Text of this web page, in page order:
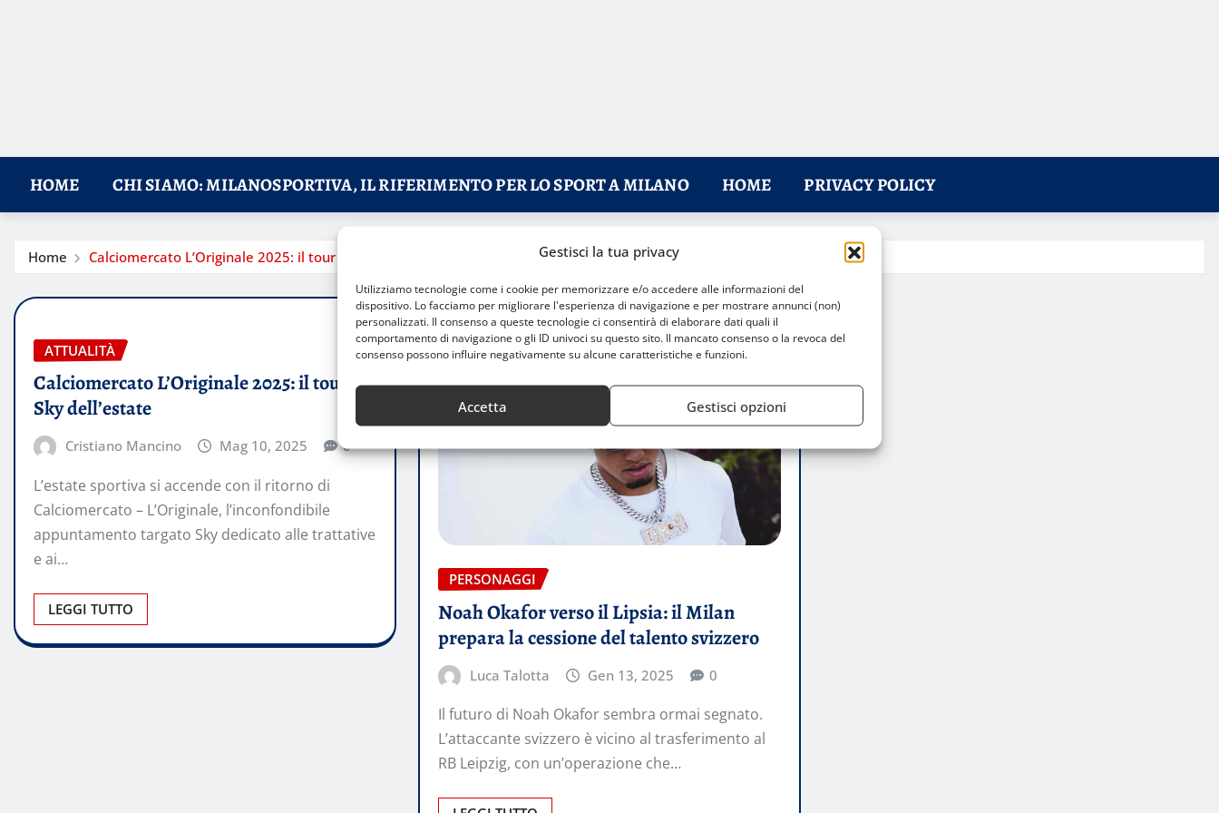
Gestisci la tua privacy
Utilizziamo tecnologie come i cookie per memorizzare e/o accedere alle informazioni del
dispositivo. Lo facciamo per migliorare l'esperienza di navigazione e per mostrare annunci (non)
personalizzati. Il consenso a queste tecnologie ci consentirà di elaborare dati quali il
comportamento di navigazione o gli ID univoci su questo sito. Il mancato consenso o la revoca del
consenso possono influire negativamente su alcune caratteristiche e funzioni.
Accetta Gestisci opzioni
HOME CHI SIAMO: MILANOSPORTIVA, IL RIFERIMENTO PER LO SPORT A MILANO HOME PRIVACY POLICY
Home Calciomercato L’Originale 2025: il tour Sky dell’estate
ATTUALITÀ
Calciomercato L’Originale 2025: il tour
Sky dell’estate
Cristiano Mancino Mag 10, 2025 0
L’estate sportiva si accende con il ritorno di
Calciomercato – L’Originale, l’inconfondibile
appuntamento targato Sky dedicato alle trattative
e ai…
LEGGI TUTTO
PERSONAGGI
Noah Okafor verso il Lipsia: il Milan
prepara la cessione del talento svizzero
Luca Talotta Gen 13, 2025 0
Il futuro di Noah Okafor sembra ormai segnato.
L’attaccante svizzero è vicino al trasferimento al
RB Leipzig, con un’operazione che…